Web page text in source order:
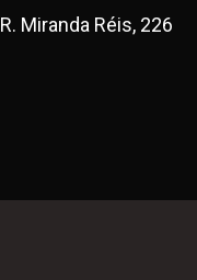
R. Miranda Réis, 226